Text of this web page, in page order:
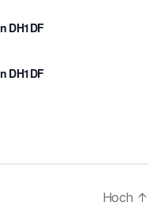
DH1DF
DH1DF
Hoch ↑